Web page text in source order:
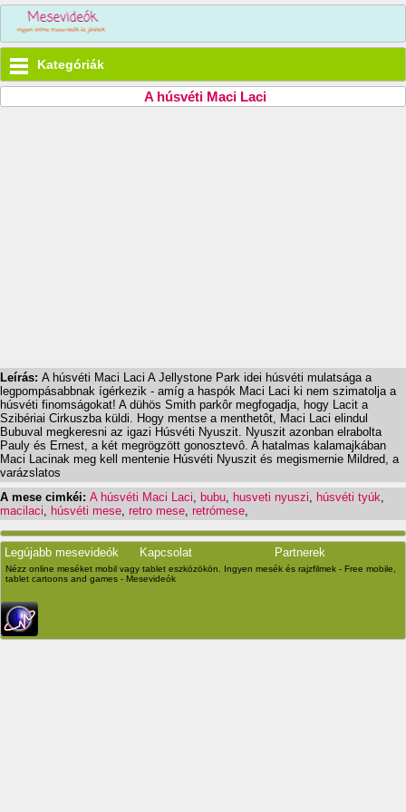
Kategóriák
A húsvéti Maci Laci
Leírás: A húsvéti Maci Laci A Jellystone Park idei húsvéti mulatsága a
legpompásabbnak ígérkezik - amíg a haspók Maci Laci ki nem szimatolja a
húsvéti finomságokat! A dühös Smith parkôr megfogadja, hogy Lacit a
Szibériai Cirkuszba küldi. Hogy mentse a menthetôt, Maci Laci elindul
Bubuval megkeresni az igazi Húsvéti Nyuszit. Nyuszit azonban elrabolta
Pauly és Ernest, a két megrögzött gonosztevô. A hatalmas kalamajkában
Maci Lacinak meg kell mentenie Húsvéti Nyuszit és megismernie Mildred, a
varázslatos
A mese cimkéi: A húsvéti Maci Laci bubu husveti nyuszi húsvéti tyúk
macilaci
húsvéti mese retro mese retrómese
Legújabb mesevideók Kapcsolat Partnerek
Nézz online meséket mobil vagy tablet eszközökön. Ingyen mesék és rajzfilmek - Free mobile,
tablet cartoons and games - Mesevideók